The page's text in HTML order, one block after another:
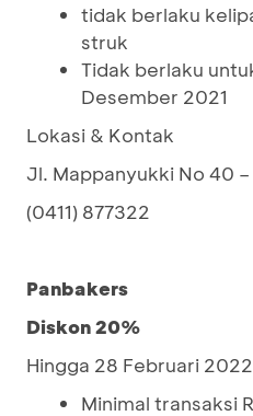
tidak berlaku
struk
Tidak berlaku
Desember 2021
Lokasi & Kontak
Jl. Mappanyukki No 40 –
(0411) 877322
Panbakers
Diskon 20%
Hingga 28 Februari 2022
Minimal transaksi